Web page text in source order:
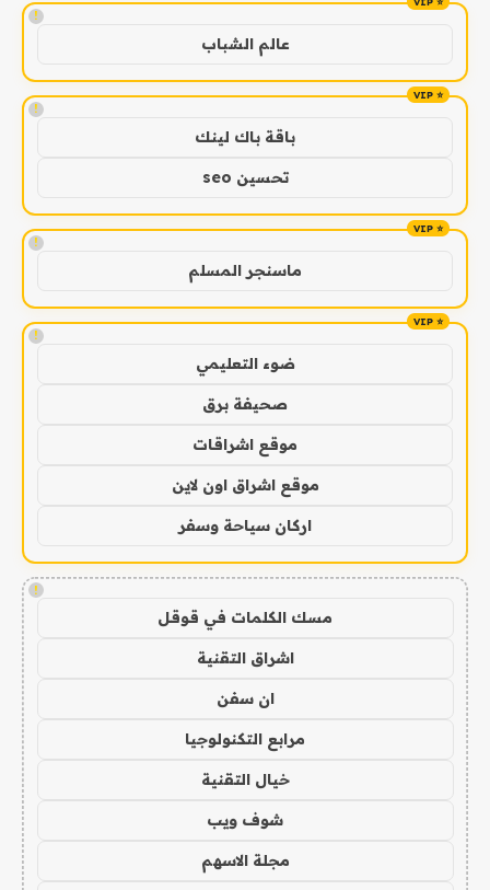
!
عالم الشباب
!
باقة باك لينك
تحسين seo
!
ماسنجر المسلم
!
ضوء التعليمي
صحيفة برق
موقع اشراقات
موقع اشراق اون لاين
اركان سياحة وسفر
!
مسك الكلمات في قوقل
اشراق التقنية
ان سفن
مرابع التكنولوجيا
خيال التقنية
شوف ويب
مجلة الاسهم